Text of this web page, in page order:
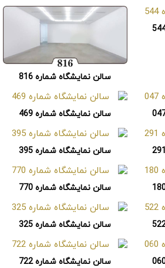
سالن نمایشگاه شماره 816
سالن نمایشگاه شماره 469
سالن نمایشگاه شماره 395
سالن نمایشگاه شماره 770
سالن نمایشگاه شماره 325
سالن نمایشگاه شماره 722